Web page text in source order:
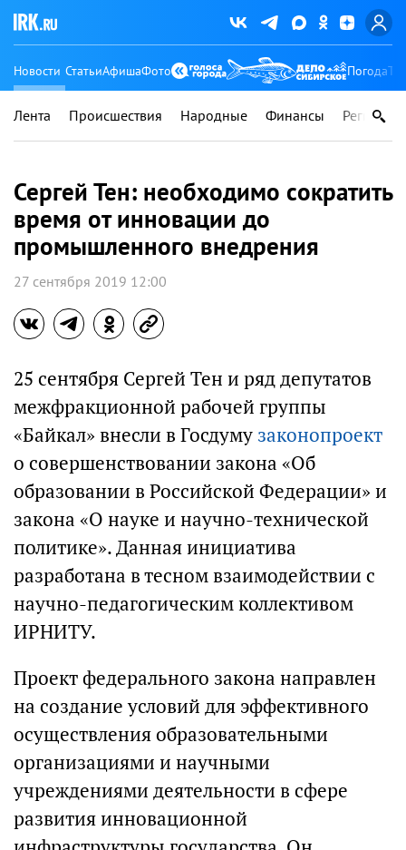
Новости СтатьиАфишаФото Погода
Лента Происшествия Народные Финансы Регионы
Сергей Тен: необходимо сократить
время от инновации до
промышленного внедрения
27 сентября 2019 12:00
25 сентября Сергей Тен и ряд депутатов
межфракционной рабочей группы
«Байкал» внесли в Госдуму законопроект
о совершенствовании закона «Об
образовании в Российской Федерации» и
закона «О науке и научно-технической
политике». Данная инициатива
разработана в тесном взаимодействии с
научно-педагогическим коллективом
ИРНИТУ.
Проект федерального закона направлен
на создание условий для эффективного
осуществления образовательными
организациями и научными
учреждениями деятельности в сфере
развития инновационной